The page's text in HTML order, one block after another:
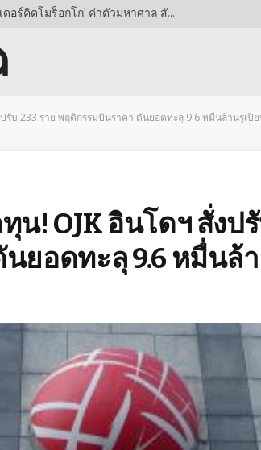
ระเบิดตลาด! เรือใบสีฟ้าจ่อคว้า ‘วันเดอร์คิดโมร็อกโก’ ค่าตัวมหาศาล สัญญาณเปลี่ยนผ่านยุคกลางสนาม?
รับ 233 ราย พฤติกรรมปั่นราคา ดันยอดทะลุ 9.6 หมื่นล้านรูเปี
น! OJK อินโดฯ สั่งป
ยอดทะลุ 9.6 หมื่นล้